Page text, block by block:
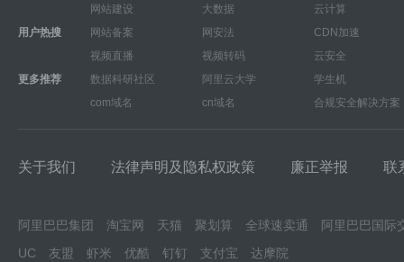
网站建设
大数据
云计算
用户热搜
网站备案 网安法
CDN加速
视频直播
视频转码
云安全
更多推荐
数据科研社区 阿里云大学
学生机
com域名
cn域名 合规安全解决方案
关于我们 法律声明及隐私权政策 廉正举报 联
阿里巴巴集团 淘宝网 天猫 聚划算 全球速卖通
阿里巴巴国际
UC
友盟 虾米 优酷 钉钉 支付宝
达摩院